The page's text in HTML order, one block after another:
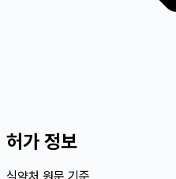
허가 정보